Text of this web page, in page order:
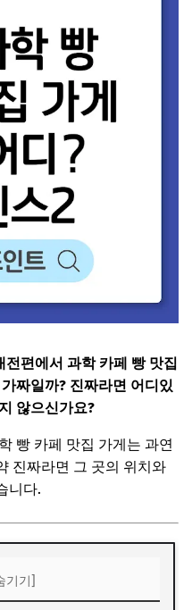
편에서 과학 카페 빵 맛집
짜일까? 진짜라면 어디있
않으신가요?
빵 카페 맛집 가게는 과연
진짜라면 그 곳의 위치와
니다.
기기]